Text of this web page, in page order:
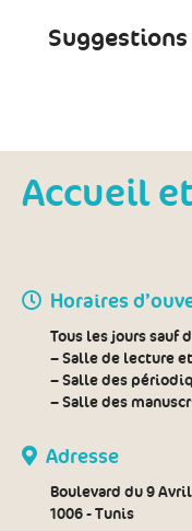
Suggestions
Accueil
Horaires
Tous les jours sauf
– Salle de lecture
– Salle des
– Salle des
Adresse
Boulevard du 9
1006 - Tunis